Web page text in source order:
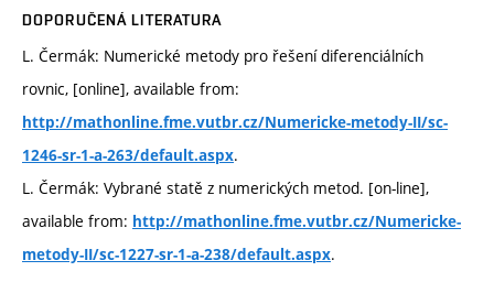
DOPORUČENÁ LITERATURA
L. Čermák: Numerické metody pro řešení diferenciálních
rovnic, [online], available from:
http://mathonline.fme.vutbr.cz/Numericke-metody-II/sc-
1246-sr-1-a-263/default.aspx.
L. Čermák: Vybrané statě z numerických metod. [on-line],
available from: http://mathonline.fme.vutbr.cz/Numericke-
metody-II/sc-1227-sr-1-a-238/default.aspx.